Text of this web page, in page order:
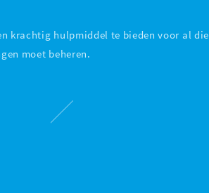
krachtig hulpmiddel te bieden voor al die
moet beheren.